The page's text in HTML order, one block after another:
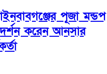
পূজা মন্ডপ
করেন আনসার